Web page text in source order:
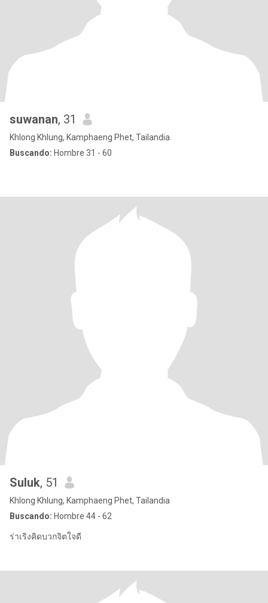
suwanan, 31
Khlong Khlung, Kamphaeng Phet, Tailandia
Buscando: Hombre 31 - 60
Suluk, 51
Khlong Khlung, Kamphaeng Phet, Tailandia
Buscando: Hombre 44 - 62
ร่าเริงคิดบวกจิตใจดี